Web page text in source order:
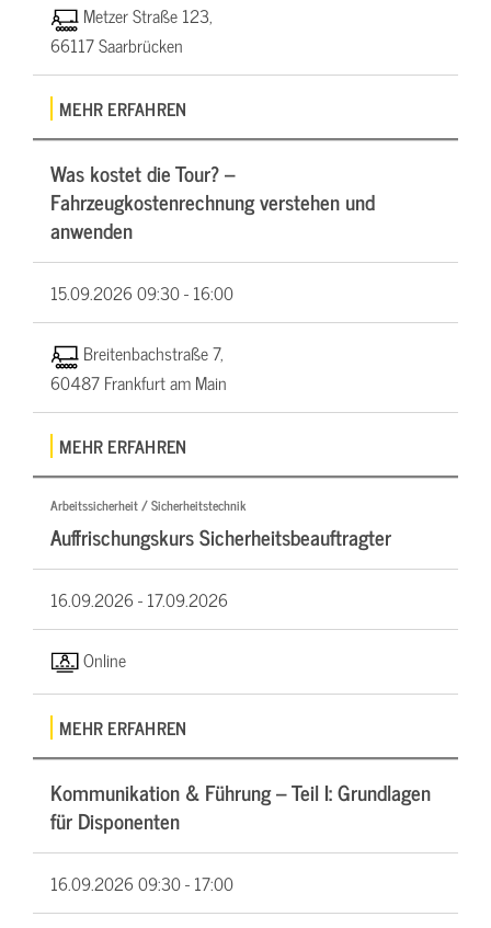
Metzer Straße 123,
66117 Saarbrücken
MEHR ERFAHREN
Was kostet die Tour? –
Fahrzeugkostenrechnung verstehen und
anwenden
15.09.202609:30 - 16:00
Breitenbachstraße 7,
60487 Frankfurt am Main
MEHR ERFAHREN
Arbeitssicherheit / Sicherheitstechnik
Auffrischungskurs Sicherheitsbeauftragter
16.09.2026 -17.09.2026
Online
MEHR ERFAHREN
Kommunikation & Führung – Teil I: Grundlagen
für Disponenten
16.09.202609:30 - 17:00